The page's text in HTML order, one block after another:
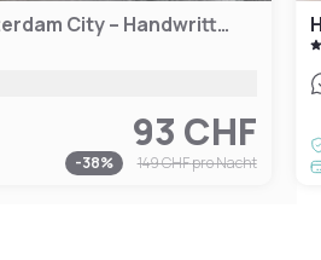
Le Marin Hotel Rotterdam City – Handwritten Collection
93 CHF
-38% 149 CHFpro Nacht